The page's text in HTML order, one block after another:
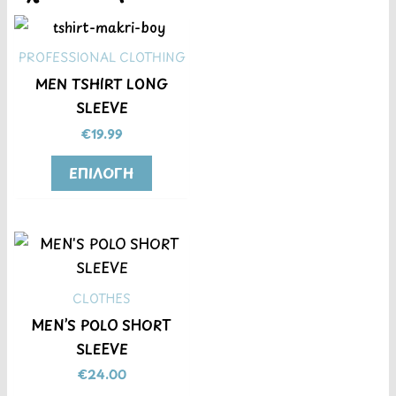
PROFESSIONAL CLOTHING
MEN TSHIRT LONG
SLEEVE
€19.99
ΕΠΙΛΟΓΉ
προϊόντος
CLOTHES
MEN’S POLO SHORT
SLEEVE
€24.00
προϊόντος
προϊόντος